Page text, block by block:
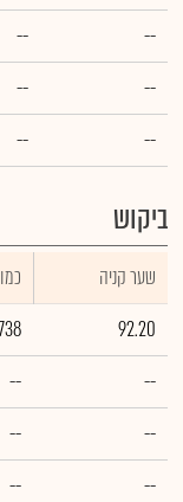
--
--
--
--
--
--
ביקוש
שער קניה
92.20
--
--
--
--
--
--